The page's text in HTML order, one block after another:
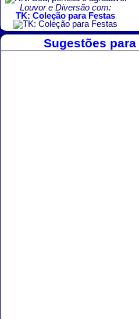
Louvor e Diversão com:
TK: Coleção para Festas
Sugestões